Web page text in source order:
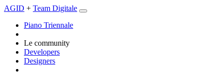
AGID + Team Digitale
Piano Triennale
Le community
Developers
Designers